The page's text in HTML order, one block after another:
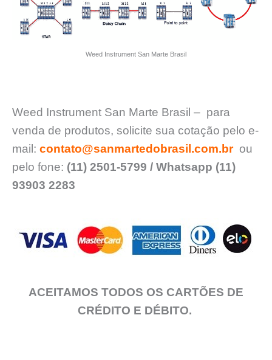
Weed Instrument San Marte Brasil
Weed Instrument San Marte Brasil – para
venda de produtos, solicite sua cotação pelo e-
mail: contato@sanmartedobrasil.com.brou
pelo fone: (11) 2501-5799 / Whatsapp (11)
93903 2283
ACEITAMOS TODOS OS CARTÕES DE
CRÉDITO E DÉBITO.